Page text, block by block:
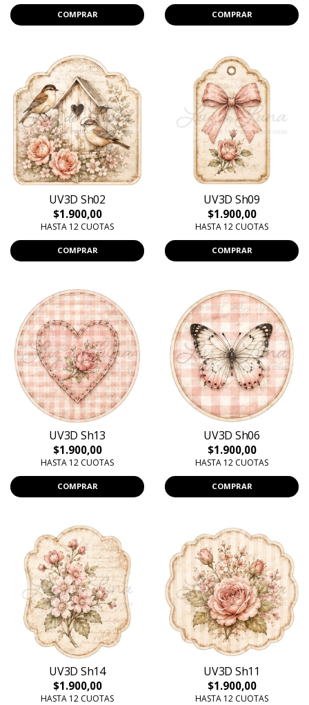
COMPRAR COMPRAR
UV3D Sh02
$1.900,00
HASTA 12 CUOTAS
COMPRAR
UV3D Sh09
$1.900,00
HASTA 12 CUOTAS
COMPRAR
UV3D Sh13
$1.900,00
HASTA 12 CUOTAS
COMPRAR
UV3D Sh06
$1.900,00
HASTA 12 CUOTAS
COMPRAR
UV3D Sh14
$1.900,00
HASTA 12 CUOTAS
UV3D Sh11
$1.900,00
HASTA 12 CUOTAS